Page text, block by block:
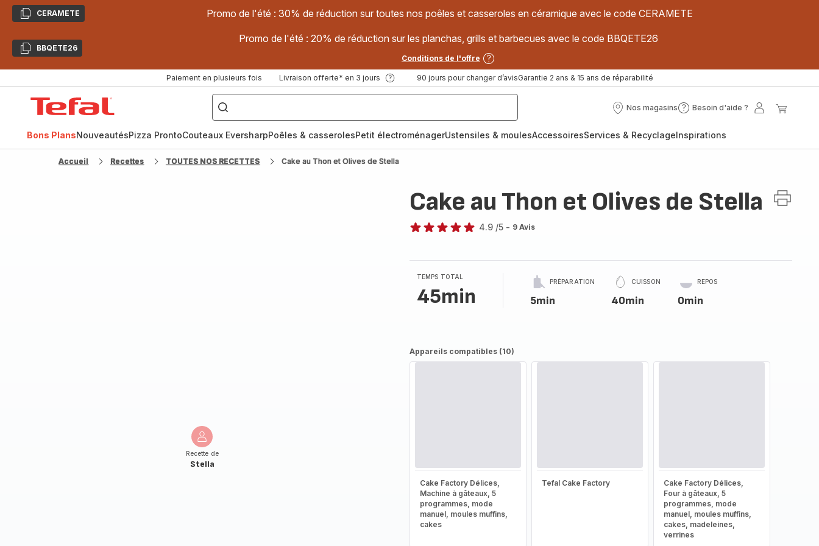
CopierCERAMETE Promo de l'été : 30% de réduction sur toutes nos poêles et casseroles en céramique avec le code CERAMETE
CopierBBQETE26
Promo de l'été : 20% de réduction sur les planchas, grills et barbecues avec le code BBQETE26
Conditions de l'offre
Paiement en plusieurs fois Livraison offerte* en 3 jours 90 jours pour changer d’avisGarantie 2 ans & 15 ans de réparabilité
["Poêles
inox,
Cake
Factory,
Nos magasins
Nos
Besoin d'aide ?
Besoin
?
Mon
Bons PlansNouveautésPizza ProntoCouteaux EversharpPoêles & casserolesPetit électroménagerUstensiles & moulesAccessoiresServices & RecyclageInspirations
Accueil Recettes TOUTES NOS RECETTES Cake au Thon et Olives de Stella
Recette de
Stella
Cake au Thon et Olives de Stella
4.9 /5 - 9 Avis
TEMPS TOTAL
45min
PRÉPARATION
5min
CUISSON
40min
REPOS
0min
Appareils compatibles (10)
Cake Factory Délices,
Machine à gâteaux, 5
programmes, mode
manuel, moules muffins,
cakes
Tefal Cake Factory
Cake Factory Délices,
Four à gâteaux, 5
programmes, mode
manuel, moules muffins,
cakes, madeleines,
verrines